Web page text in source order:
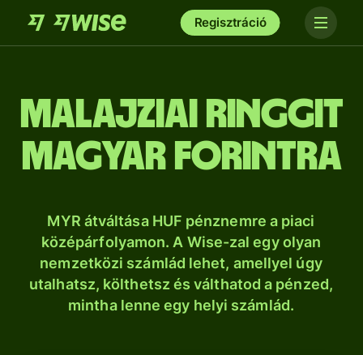
Regisztráció
malajziai ringgit
magyar forintra
MYR átváltása HUF pénznemre a piaci
középárfolyamon. A Wise-zal egy olyan
nemzetközi számlád lehet, amellyel úgy
utalhatsz, költhetsz és válthatod a pénzed,
mintha lenne egy helyi számlád.